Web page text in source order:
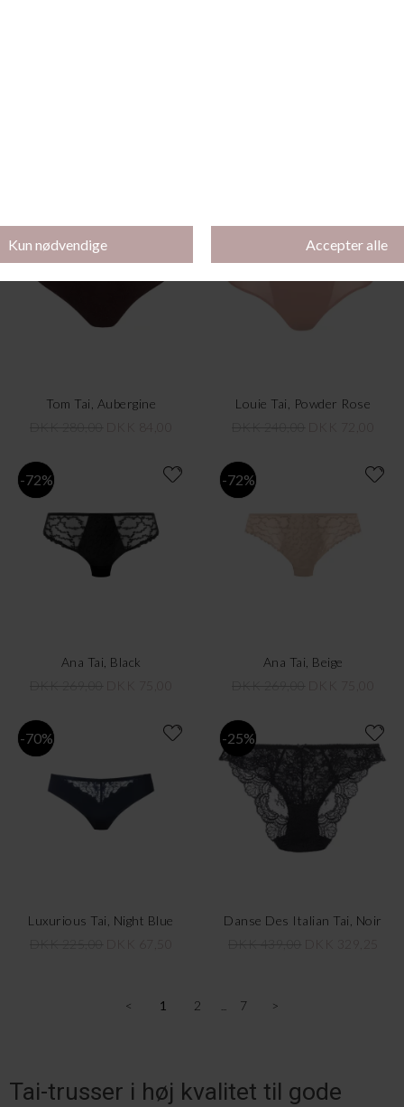
Tom Tai, Aubergine
Louie Tai, Powder Rose
-72%
Ana Tai, Black
-72%
Ana Tai, Beige
-70%
Luxurious Tai, Night Blue
-25%
Danse Des Italian Tai, Noir
< 1 2 7 >
Tai-trusser i høj kvalitet til gode